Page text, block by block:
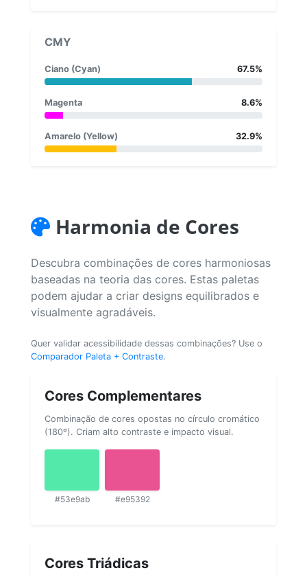
CMY
Ciano (Cyan) 67.5%
Magenta 8.6%
Amarelo (Yellow) 32.9%
Harmonia de Cores
Descubra combinações de cores harmoniosas
baseadas na teoria das cores. Estas paletas
podem ajudar a criar designs equilibrados e
visualmente agradáveis.
Quer validar acessibilidade dessas combinações? Use o
Comparador Paleta + Contraste.
Cores Complementares
Combinação de cores opostas no círculo cromático
(180º). Criam alto contraste e impacto visual.
#53e9ab #e95392
Cores Triádicas